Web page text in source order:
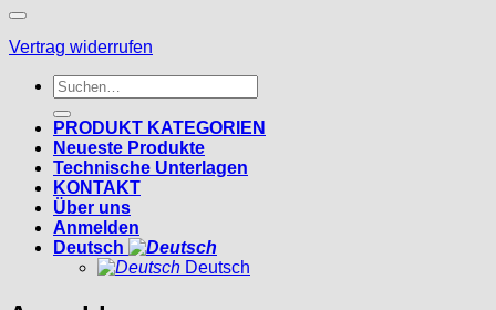
Vertrag widerrufen
Suchen
nach:
PRODUKT KATEGORIEN
Neueste Produkte
Technische Unterlagen
KONTAKT
Über uns
Anmelden
Deutsch
Deutsch